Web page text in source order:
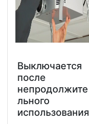
Выключается
после
непродолжите
льного
использования